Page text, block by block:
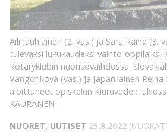
Aili Jauhiainen (2. vas.) ja Sara Räihä (3.
tulevaksi lukukaudeksi vaihto-oppilaiksi
Rotaryklubin nuorisovaihdossa.
Vangoríková (vas.) ja japanilainen
aloittaneet opiskelun Kiuruveden
KAURANEN
NUORET, UUTISET 25.8.2022